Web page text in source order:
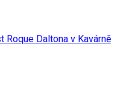
Roque Daltona v Kavárně